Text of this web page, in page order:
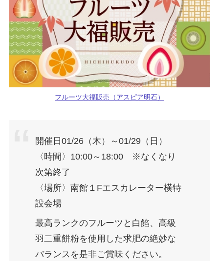
フルーツ大福販売（アスピア明石）
開催日01/26（木）～01/29（日）
〈時間〉10:00～18:00 ※なくなり
次第終了
〈場所〉南館１Fエスカレーター横特
設会場
最高ランクのフルーツと白餡、高級
羽二重餅粉を使用した求肥の絶妙な
バランスを是非ご賞味ください。